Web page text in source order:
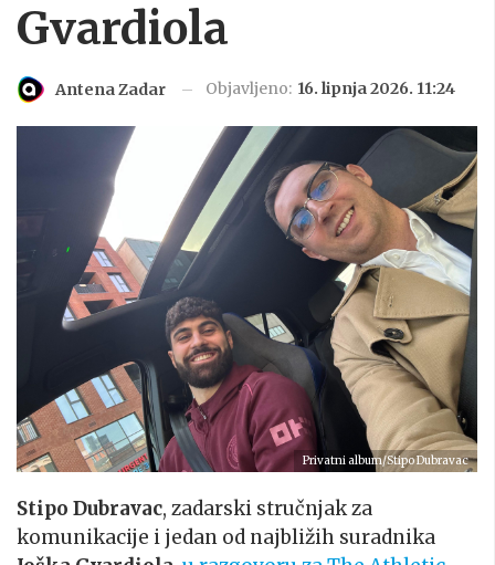
Gvardiola
Antena Zadar Objavljeno: 16. lipnja 2026. 11:24
Privatni album/Stipo Dubravac
Stipo Dubravac, zadarski stručnjak za
komunikacije i jedan od najbližih suradnika